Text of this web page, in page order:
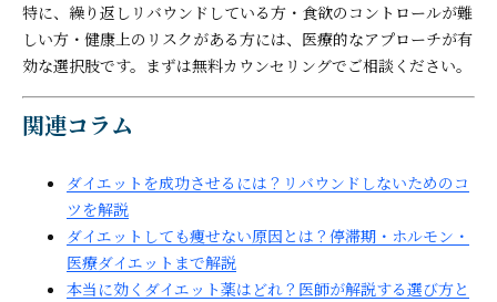
特に、繰り返しリバウンドしている方・食欲のコントロールが難
しい方・健康上のリスクがある方には、医療的なアプローチが有
効な選択肢です。まずは無料カウンセリングでご相談ください。
関連コラム
ダイエットを成功させるには？リバウンドしないためのコ
ツを解説
ダイエットしても痩せない原因とは？停滞期・ホルモン・
医療ダイエットまで解説
本当に効くダイエット薬はどれ？医師が解説する選び方と